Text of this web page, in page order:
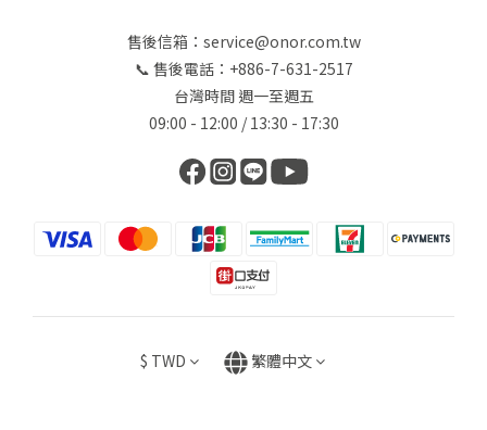
售後信箱：service@onor.com.tw
📞 售後電話：+886-7-631-2517
台灣時間 週一至週五
09:00 - 12:00 / 13:30 - 17:30
$ TWD 繁體中文